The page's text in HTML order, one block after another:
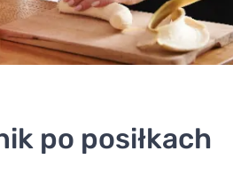
po posiłkach